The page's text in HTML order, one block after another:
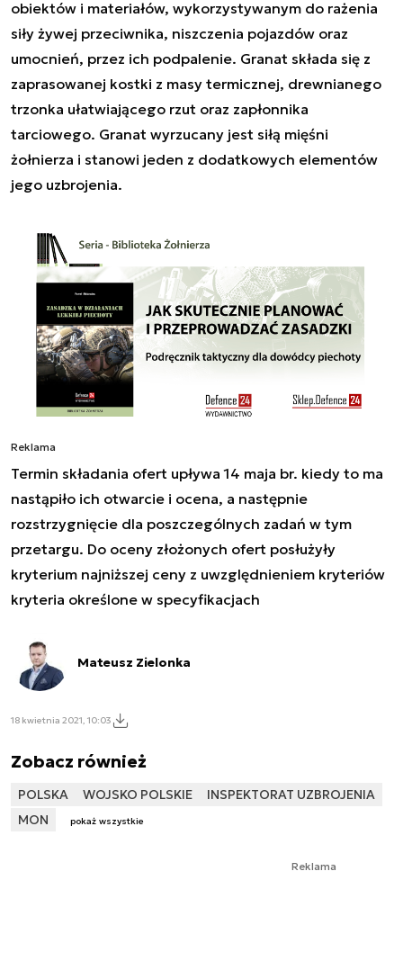
obiektów i materiałów, wykorzystywanym do rażenia
siły żywej przeciwnika, niszczenia pojazdów oraz
umocnień, przez ich podpalenie. Granat składa się z
zaprasowanej kostki z masy termicznej, drewnianego
trzonka ułatwiającego rzut oraz zapłonnika
tarciowego. Granat wyrzucany jest siłą mięśni
żołnierza i stanowi jeden z dodatkowych elementów
jego uzbrojenia.
Reklama
Termin składania ofert upływa 14 maja br. kiedy to ma
nastąpiło ich otwarcie i ocena, a następnie
rozstrzygnięcie dla poszczególnych zadań w tym
przetargu. Do oceny złożonych ofert posłużyły
kryterium najniższej ceny z uwzględnieniem kryteriów
kryteria określone w specyfikacjach
Mateusz Zielonka
18 kwietnia 2021, 10:03
Zobacz również
POLSKA WOJSKO POLSKIE
INSPEKTORAT UZBROJENIA
MON
pokaż wszystkie
Reklama